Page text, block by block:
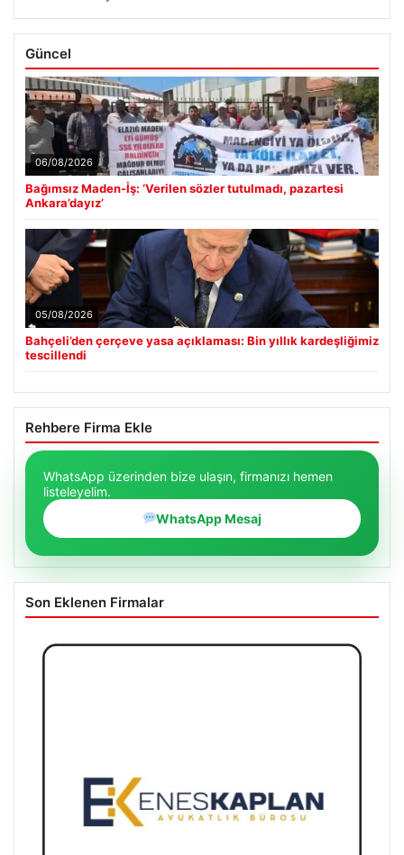
Güncel
06/08/2026
Bağımsız Maden-İş: ‘Verilen sözler tutulmadı, pazartesi
Ankara’dayız’
05/08/2026
Bahçeli’den çerçeve yasa açıklaması: Bin yıllık kardeşliğimiz
tescillendi
Rehbere Firma Ekle
WhatsApp üzerinden bize ulaşın, firmanızı hemen
listeleyelim.
WhatsApp Mesaj
Son Eklenen Firmalar